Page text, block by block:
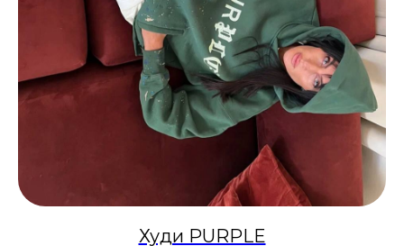
Худи PURPLE